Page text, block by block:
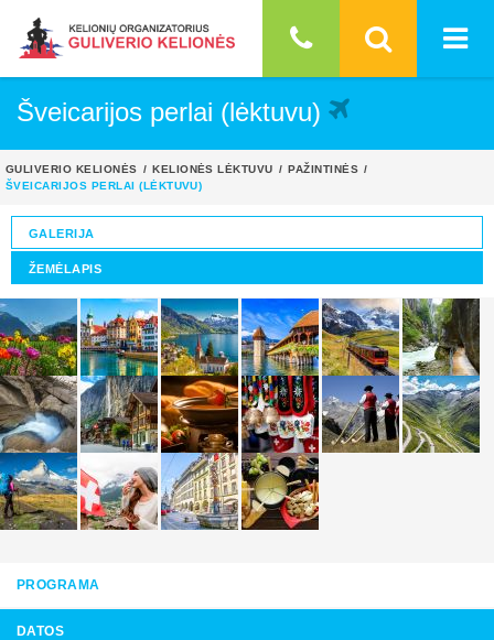
Šveicarijos perlai (lėktuvu)
GULIVERIO KELIONĖS KELIONĖS LĖKTUVU
PAŽINTINĖS
ŠVEICARIJOS PERLAI (LĖKTUVU)
GALERIJA
ŽEMĖLAPIS
PROGRAMA
DATOS